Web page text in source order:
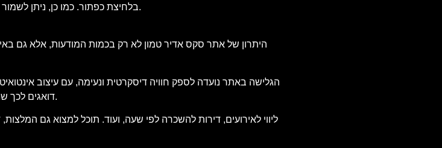
בלחיצת כפתור. כמו כן, ניתן לשמור מודעות מועדפות, להוסיף לרשימת צפייה ולבצע סינון חכם שיתאים בדיוק למה שאתה מחפש.
היתרון של אתר סקס אדיר טמון לא רק בכמות המודעות, אלא גם
הגלישה באתר נועדה לספק חוויה דיסקרטית ונעימה, עם עיצוב
דואגים לכך שהאתר יפעל במהירות, ללא פרסומות קופצות מטרידות וללא תכנים מיותרים שיסיחו את דעתך.